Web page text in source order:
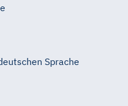
Sprache